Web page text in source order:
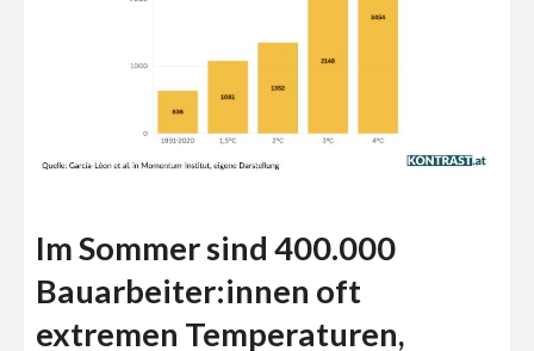
Im Sommer sind 400.000
Bauarbeiter:innen oft
extremen Temperaturen,